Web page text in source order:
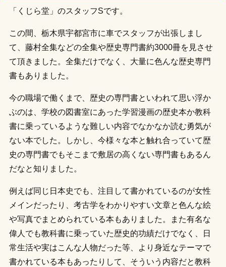
「くじら堂」のスタッフSです。
この間、栃木県宇都宮市に車でスタッフが出張しまし
て、藤村全集などの全集や歴史専門書約3000冊を見させ
て頂きました。全集だけでなく、大量に色んな歴史専門
書もありました。
今の職場で働くまで、歴史の専門書といわれて思い浮か
ぶのは、学校の図書室にあった学習漫画の歴史本か教科
書に乗っているような難しい内容でなかなか読む勇気が
ない本でした。しかし、今様々な本と触れ合っていて歴
史の専門書でもそこまで敷居の高くない専門書もあるん
だなと知りました。
例えば同じ日本史でも、注目して書かれているのが女性
メインだったり、考古学をわかりやすい文章と色んな絵
や写真でまとめられている本もありました。また有名な
偉人でも教科書に乗っていた歴史的功績だけでなく、日
常生活や実はこんな人物だった等、より身近なテーマで
書かれている本もあったりして、そういう内容だと教科